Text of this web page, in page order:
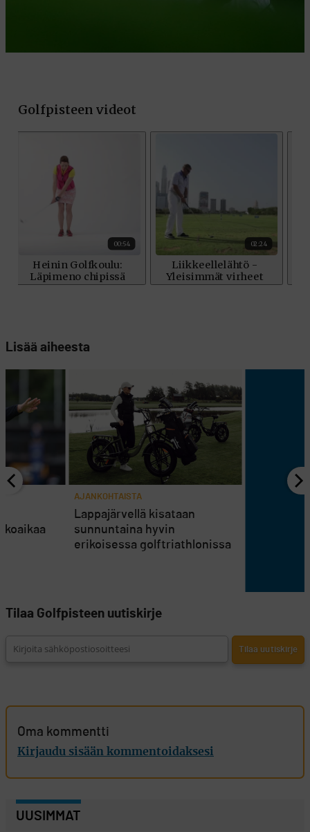
Lisää aiheesta
AJANKOHTAISTA
Lappajärvellä kisataan
sunnuntaina hyvin
erikoisessa golftriathlonissa
Tilaa Golfpisteen uutiskirje
Oma kommentti
Kirjaudu sisään kommentoidaksesi
UUSIMMAT